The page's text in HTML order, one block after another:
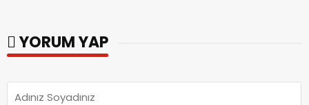
YORUM YAP